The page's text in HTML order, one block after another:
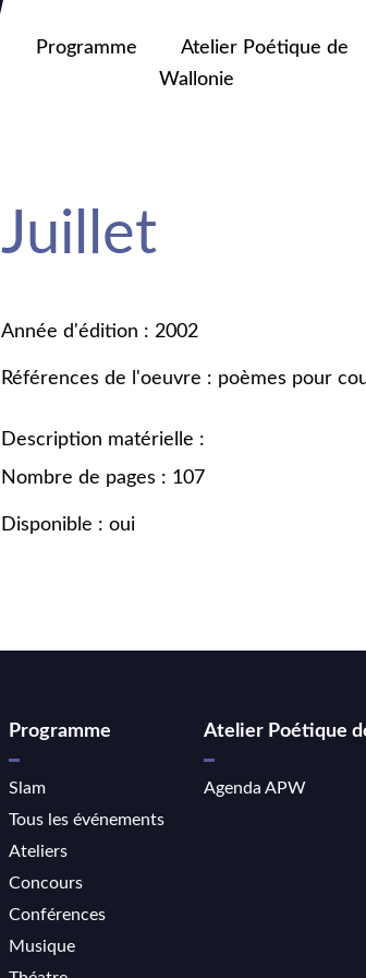
Programme
Atelier Poétique de
Wallonie
Juillet
Année d'édition : 2002
Références de l'oeuvre : poèmes pour
Description matérielle :
Nombre de pages : 107
Disponible : oui
Programme
Slam
Tous les événements
Ateliers
Concours
Conférences
Musique
Atelier Poétique
Agenda APW